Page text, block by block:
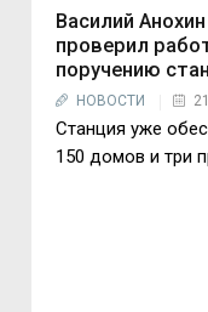
Василий
проверил
поручению
НОВОСТИ
Станция уже
150 домов и три